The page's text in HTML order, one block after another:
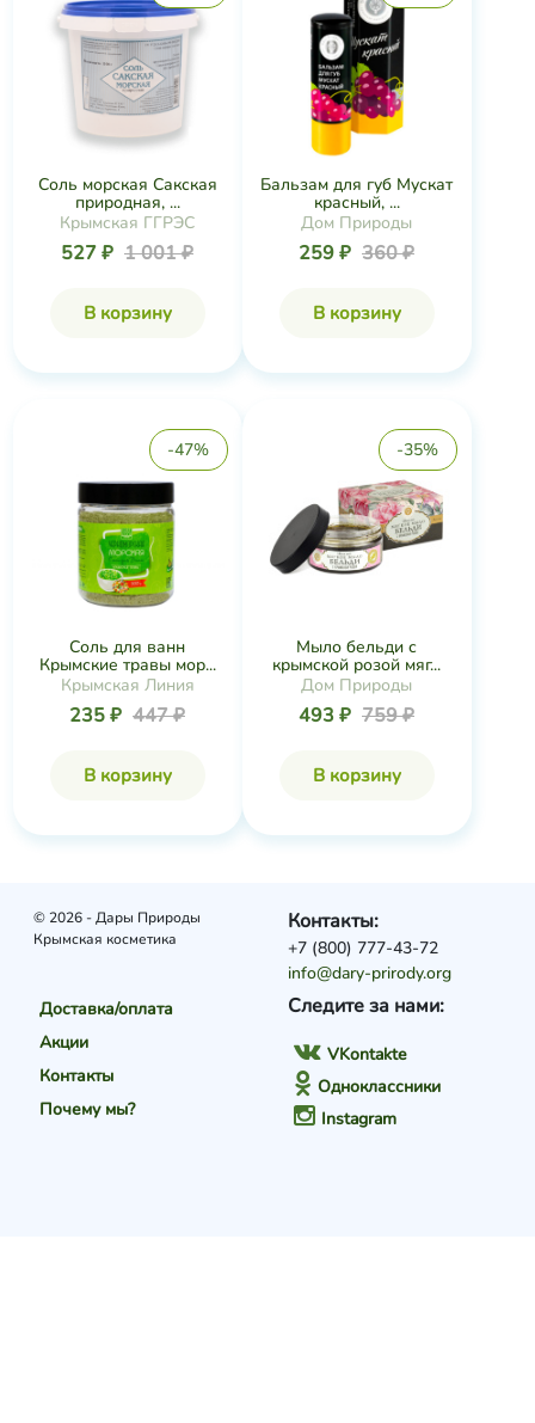
Соль морская Сакская
природная, ...
Крымская ГГРЭС
527 ₽ 1 001 ₽
В корзину
Бальзам для губ Мускат
красный, ...
Дом Природы
259 ₽ 360 ₽
В корзину
-47%
Соль для ванн
Крымские травы мор...
Крымская Линия
235 ₽ 447 ₽
В корзину
-35%
Мыло бельди с
крымской розой мяг...
Дом Природы
493 ₽ 759 ₽
В корзину
© 2026 - Дары Природы
Крымская косметика
Доставка/оплата
Акции
Контакты
Почему мы?
Следите за нами:
VKontakte
Одноклассники
Instagram
Контакты:
+7 (800) 777-43-72
info@dary-prirody.org